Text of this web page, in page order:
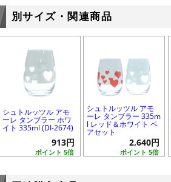
別サイズ・関連商品
シュトルッツル アモ
ーレ タンブラー ホワ
イト 335ml (DI-2674)
ポイント 5倍
913円
シュトルッツル アモ
ーレ タンブラー 335m
l レッド＆ホワイト ペ
アセット
ポイント 5倍
2,640円